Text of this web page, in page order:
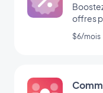
offres
$6/mois